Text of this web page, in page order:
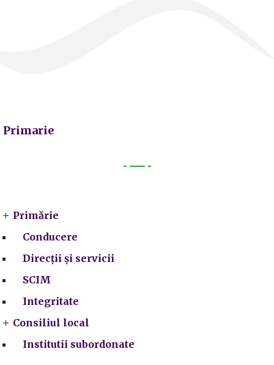
Primarie
Primărie
Conducere
Direcții și servicii
SCIM
Integritate
Consiliul local
Institutii subordonate